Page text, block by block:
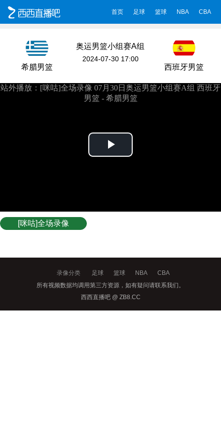
首页 足球 篮球 NBA CBA
希腊男篮
奥运男篮小组赛A组
2024-07-30 17:00
西班牙男篮
[咪咕]全场录像
录像分类 足球 篮球 NBA
CBA
所有视频数据均调用第三方资源，如有疑问请联系我们。
西西直播吧 @ ZB8.CC